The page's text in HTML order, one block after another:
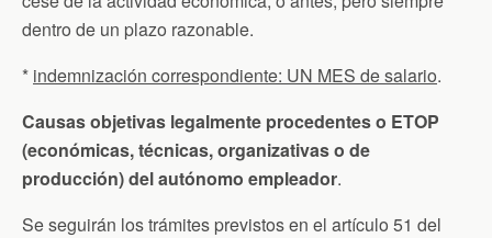
dentro de un plazo razonable.
* indemnización correspondiente: UN MES de salario.
Causas objetivas legalmente procedentes o ETOP
(económicas, técnicas, organizativas o de
producción)del autónomo empleador.
Se seguirán los trámites previstos en el artículo 51 del